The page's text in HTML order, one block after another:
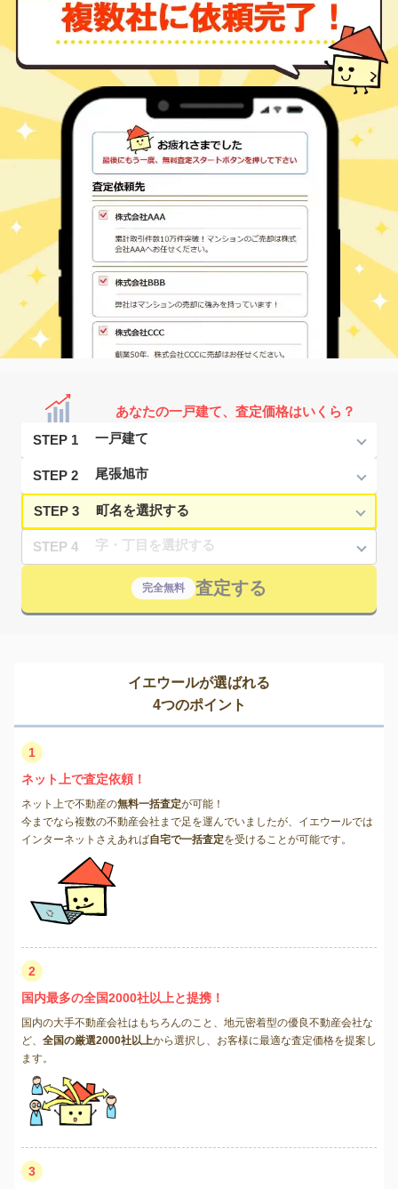
あなたの一戸建て、査定価格はいくら？
STEP 1
STEP 2
STEP 3
STEP 4
完全無料 査定する
イエウールが選ばれる
4つのポイント
1
ネット上で査定依頼！
ネット上で不動産の無料一括査定が可能！
今までなら複数の不動産会社まで足を運んでいましたが、イエウールでは
インターネットさえあれば自宅で一括査定を受けることが可能です。
2
国内最多の全国2000社以上と提携！
国内の大手不動産会社はもちろんのこと、地元密着型の優良不動産会社な
ど、 全国の厳選2000社以上から選択し、お客様に最適な査定価格を提案し
ます。
3